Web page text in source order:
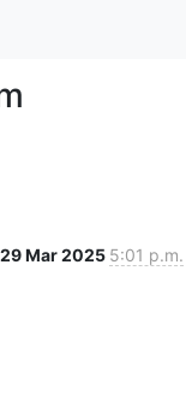
29 Mar 2025 5:01 p.m.